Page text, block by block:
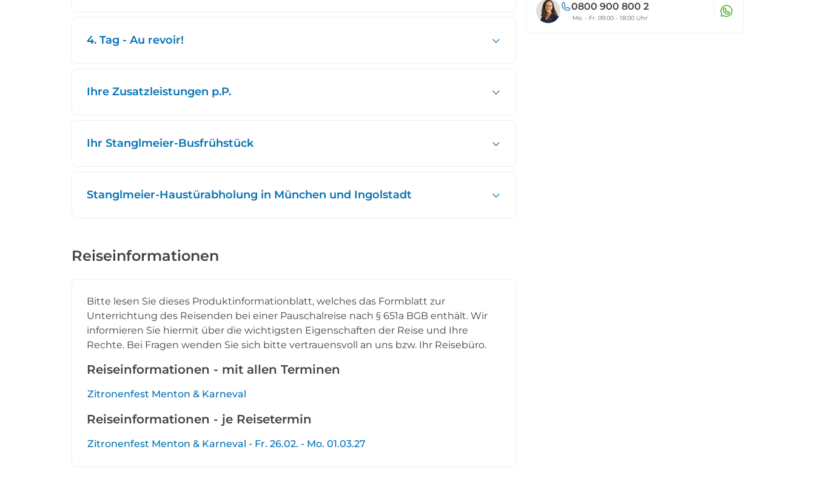
4. Tag - Au revoir!
Ihre Zusatzleistungen p.P.
Ihr Stanglmeier-Busfrühstück
Stanglmeier-Haustürabholung in München und Ingolstadt
Reiseinformationen
Bitte lesen Sie dieses Produktinformationblatt, welches das Formblatt zur
Unterrichtung des Reisenden bei einer Pauschalreise nach § 651a BGB enthält. Wir
informieren Sie hiermit über die wichtigsten Eigenschaften der Reise und Ihre
Rechte. Bei Fragen wenden Sie sich bitte vertrauensvoll an uns bzw. Ihr Reisebüro.
Reiseinformationen - mit allen Terminen
Zitronenfest Menton & Karneval
Reiseinformationen - je Reisetermin
Zitronenfest Menton & Karneval - Fr. 26.02. - Mo. 01.03.27
0800 900 800 2
Mo. - Fr. 09:00 - 18:00 Uhr